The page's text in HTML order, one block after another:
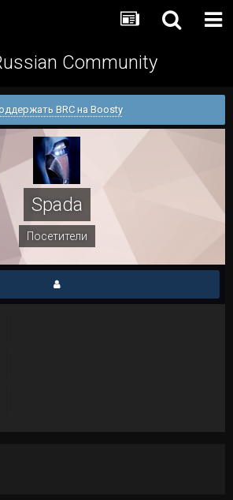
Community
BRC на Boosty
Spada
Посетители